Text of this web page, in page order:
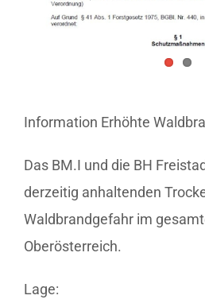
Information Erhöhte
Das BM.I und die BH
derzeitig anhaltenden
Waldbrandgefahr im
Oberösterreich.
Lage: